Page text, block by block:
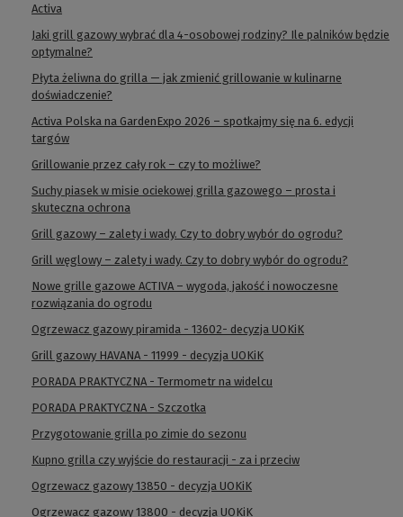
Activa
Jaki grill gazowy wybrać dla 4-osobowej rodziny? Ile palników będzie
optymalne?
Płyta żeliwna do grilla — jak zmienić grillowanie w kulinarne
doświadczenie?
Activa Polska na GardenExpo 2026 – spotkajmy się na 6. edycji
targów
Grillowanie przez cały rok – czy to możliwe?
Suchy piasek w misie ociekowej grilla gazowego – prosta i
skuteczna ochrona
Grill gazowy – zalety i wady. Czy to dobry wybór do ogrodu?
Grill węglowy – zalety i wady. Czy to dobry wybór do ogrodu?
Nowe grille gazowe ACTIVA – wygoda, jakość i nowoczesne
rozwiązania do ogrodu
Ogrzewacz gazowy piramida - 13602- decyzja UOKiK
Grill gazowy HAVANA - 11999 - decyzja UOKiK
PORADA PRAKTYCZNA - Termometr na widelcu
PORADA PRAKTYCZNA - Szczotka
Przygotowanie grilla po zimie do sezonu
Kupno grilla czy wyjście do restauracji - za i przeciw
Ogrzewacz gazowy 13850 - decyzja UOKiK
Ogrzewacz gazowy 13800 - decyzja UOKiK